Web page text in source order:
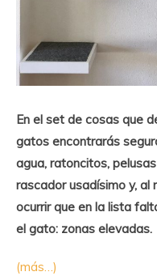
En el set de cosas que
gatos encontrarás
agua, ratoncitos,
rascador usadísimo y, al
ocurrir que en la lista
el gato: zonas elevadas.
(más…)